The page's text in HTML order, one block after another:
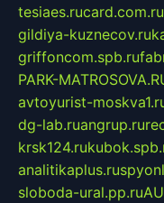
tesiaes.rucard.com.ru
gildiya-kuznecov.ru
griffoncom.spb.ru
PARK-
avtoyurist-
dg-lab.ruangrup.ru
krsk124.ru
analitikaplus.ru
sloboda-ural.pp.ru